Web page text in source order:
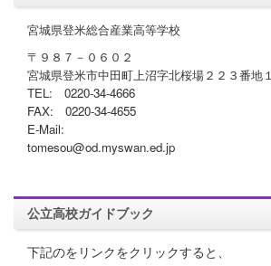
宮城県登米総合産業高等学校
〒９８７－０６０２
宮城県登米市中田町上沼字北桜場２２３番地１
TEL: 0220-34-4666
FAX: 0220-34-4655
E-Mail:
tomesou@od.myswan.ed.jp
公立高校ガイドブック
下記のをリンクをクリックすると、